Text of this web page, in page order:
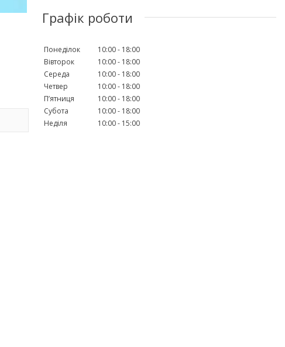
Графік роботи
Понеділок 10:00
18:00
Вівторок
10:00
18:00
Середа
10:00
18:00
Четвер
10:00
18:00
Пʼятниця
10:00
18:00
Субота
10:00
18:00
Неділя
10:00 15:00